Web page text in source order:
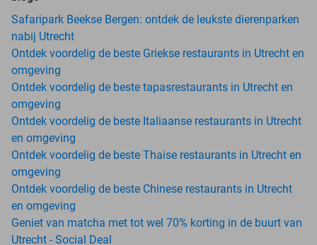
Safaripark Beekse Bergen: ontdek de leukste dierenparken
nabij Utrecht
Ontdek voordelig de beste Griekse restaurants in Utrecht en
omgeving
Ontdek voordelig de beste tapasrestaurants in Utrecht en
omgeving
Ontdek voordelig de beste Italiaanse restaurants in Utrecht
en omgeving
Ontdek voordelig de beste Thaise restaurants in Utrecht en
omgeving
Ontdek voordelig de beste Chinese restaurants in Utrecht
en omgeving
Geniet van matcha met tot wel 70% korting in de buurt van
Utrecht - Social Deal